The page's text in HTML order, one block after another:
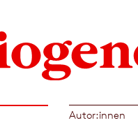
Autor:innen